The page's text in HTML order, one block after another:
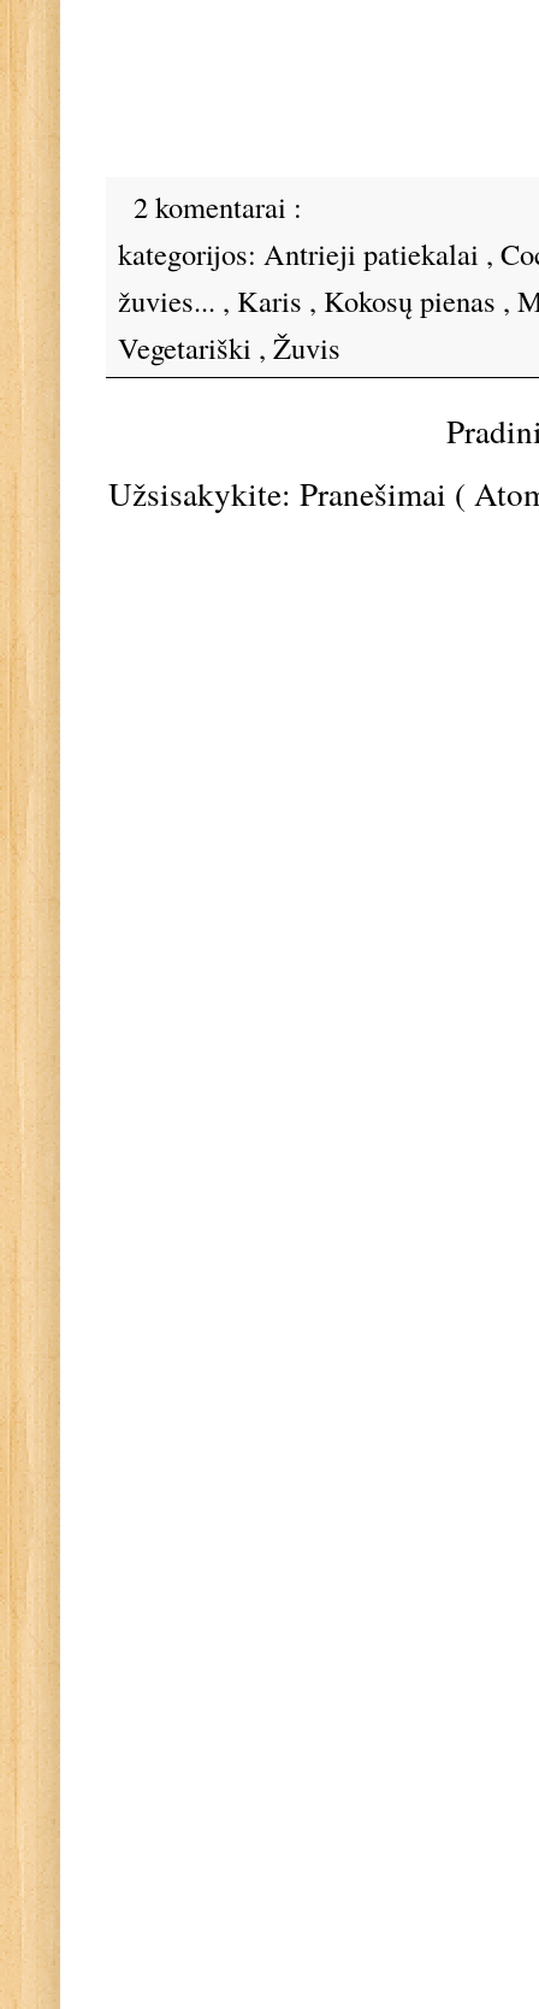
2 komentarai :
kategorijos: Antrieji patiekalai ,
žuvies... , Karis , Kokosų pienas ,
Vegetariški , Žuvis
Užsisakykite: Pranešimai (